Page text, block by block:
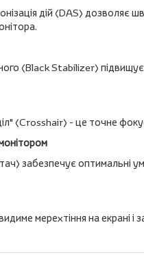
дій (DAS) дозволяє
(Black Stabilizer)
(Crosshair) - це точне
забезпечує оптимальні
мерехтіння на екрані